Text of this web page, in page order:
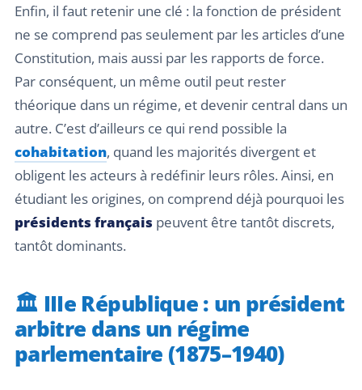
Enfin, il faut retenir une clé : la fonction de président
ne se comprend pas seulement par les articles d’une
Constitution, mais aussi par les rapports de force.
Par conséquent, un même outil peut rester
théorique dans un régime, et devenir central dans un
autre. C’est d’ailleurs ce qui rend possible la
cohabitation, quand les majorités divergent et
obligent les acteurs à redéfinir leurs rôles. Ainsi, en
étudiant les origines, on comprend déjà pourquoi les
présidents français peuvent être tantôt discrets,
tantôt dominants.
🏛️ IIIe République : un président
arbitre dans un régime
parlementaire (1875–1940)